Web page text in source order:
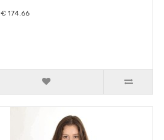
€ 174.66